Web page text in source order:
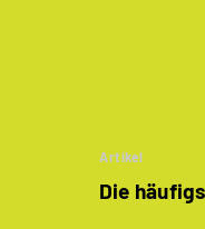
Artikel
Die